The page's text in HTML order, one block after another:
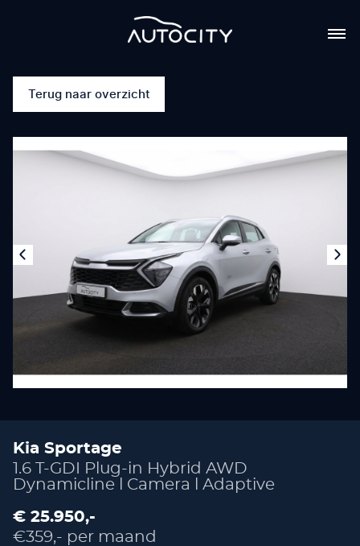
Terug naar overzicht
Kia Sportage
1.6 T-GDI Plug-in Hybrid AWD
Dynamicline l Camera l Adaptive
€ 25.950,-
€359,- per maand